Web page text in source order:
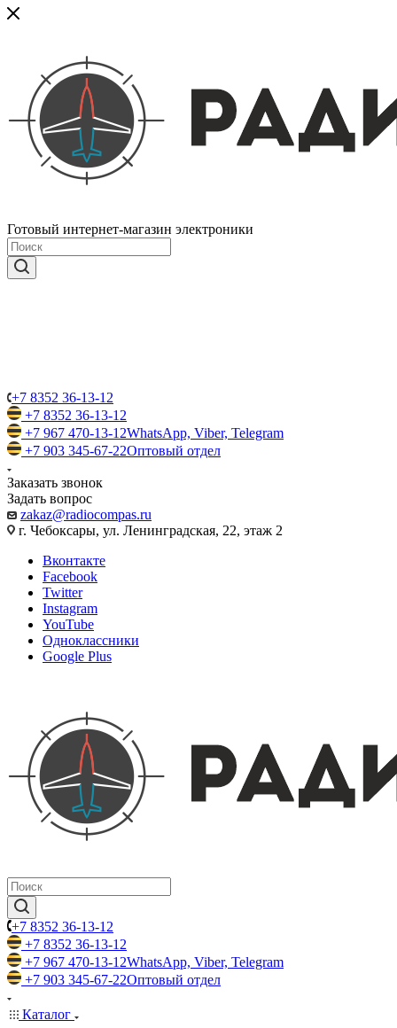
Готовый интернет-магазин электроники
+7 8352 36-13-12
+7 8352 36-13-12
+7 967 470-13-12WhatsApp, Viber, Telegram
+7 903 345-67-22Оптовый отдел
Заказать звонок
Задать вопрос
zakaz@radiocompas.ru
г. Чебоксары, ул. Ленинградская, 22, этаж 2
Вконтакте
Facebook
Twitter
Instagram
YouTube
Одноклассники
Google Plus
+7 8352 36-13-12
+7 8352 36-13-12
+7 967 470-13-12WhatsApp, Viber, Telegram
+7 903 345-67-22Оптовый отдел
Каталог